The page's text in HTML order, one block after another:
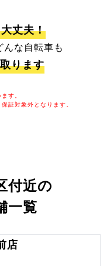
丈夫！
んな自転車も
ります
す。
証対象外となります。
付近の
一覧
店